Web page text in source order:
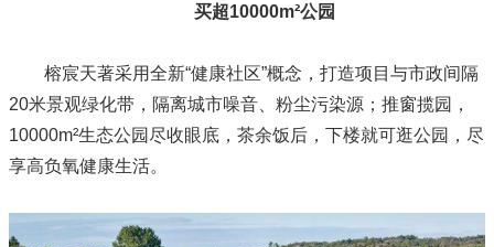
买超10000m²公园
榕宸天著采用全新“健康社区”概念，打造项目与市政间隔
20米景观绿化带，隔离城市噪音、粉尘污染源；推窗揽园，
10000m²生态公园尽收眼底，茶余饭后，下楼就可逛公园，尽
享高负氧健康生活。